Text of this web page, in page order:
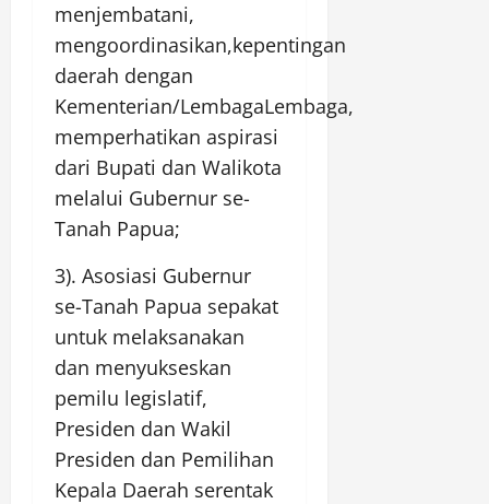
menjembatani,
mengoordinasikan,kepentingan
daerah dengan
Kementerian/LembagaLembaga,
memperhatikan aspirasi
dari Bupati dan Walikota
melalui Gubernur se-
Tanah Papua;
3). Asosiasi Gubernur
se-Tanah Papua sepakat
untuk melaksanakan
dan menyukseskan
pemilu legislatif,
Presiden dan Wakil
Presiden dan Pemilihan
Kepala Daerah serentak